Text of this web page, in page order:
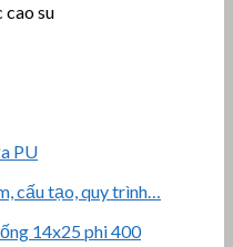
cao su
cấu tạo, quy trình…